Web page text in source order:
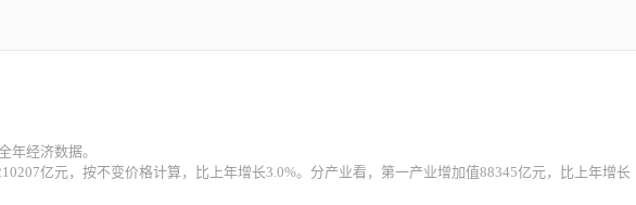
年经济数据。
亿元，按不变价格计算，比上年增长3.0%。分产业看，第一产业增加值88345亿元，比上年增长